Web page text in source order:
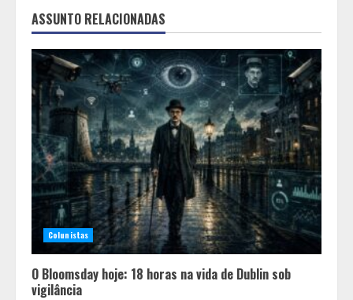
ASSUNTO RELACIONADAS
Colunistas
O Bloomsday hoje: 18 horas na vida de Dublin sob
vigilância